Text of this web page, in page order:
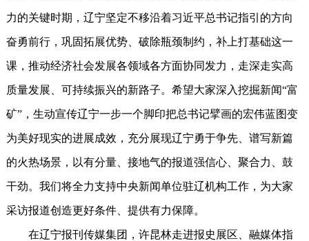
力的关键时期，辽宁坚定不移沿着习近平总书记指引的方向
奋勇前行，巩固拓展优势、破除瓶颈制约，补上打基础这一
课，推动经济社会发展各领域各方面协同发力，走深走实高
质量发展、可持续振兴的新路子。希望大家深入挖掘新闻“富
矿”，生动宣传辽宁一步一个脚印把总书记擘画的宏伟蓝图变
为美好现实的进展成效，充分展现辽宁勇于争先、谱写新篇
的火热场景，以有分量、接地气的报道强信心、聚合力、鼓
干劲。我们将全力支持中央新闻单位驻辽机构工作，为大家
采访报道创造更好条件、提供有力保障。
在辽宁报刊传媒集团，许昆林走进报史展区、融媒体指